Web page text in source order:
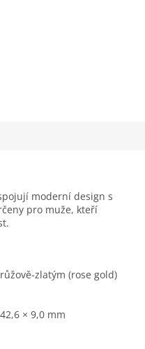
moderní design s
pro muže, kteří
zlatým (rose gold)
× 9,0 mm